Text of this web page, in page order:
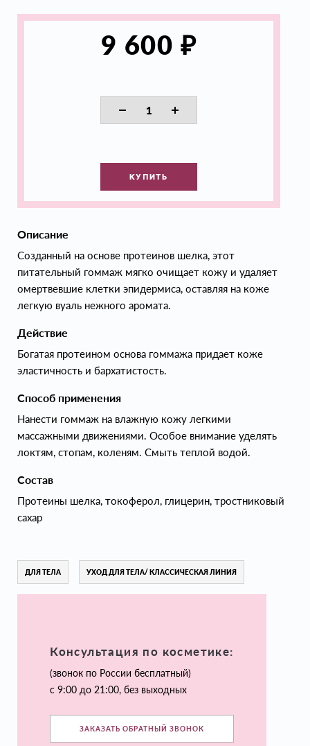
9 600 ₽
КУПИТЬ
Описание
Созданный на основе протеинов шелка, этот
питательный гоммаж мягко очищает кожу и удаляет
омертвевшие клетки эпидермиса, оставляя на коже
легкую вуаль нежного аромата.
Действие
Богатая протеином основа гоммажа придает коже
эластичность и бархатистость.
Способ применения
Нанести гоммаж на влажную кожу легкими
массажными движениями. Особое внимание уделять
локтям, стопам, коленям. Смыть теплой водой.
Состав
Протеины шелка, токоферол, глицерин, тростниковый
сахар
ДЛЯ ТЕЛА УХОД ДЛЯ ТЕЛА/ КЛАССИЧЕСКАЯ ЛИНИЯ
Консультация по косметике:
(звонок по России бесплатный)
с 9:00 до 21:00, без выходных
ЗАКАЗАТЬ ОБРАТНЫЙ ЗВОНОК